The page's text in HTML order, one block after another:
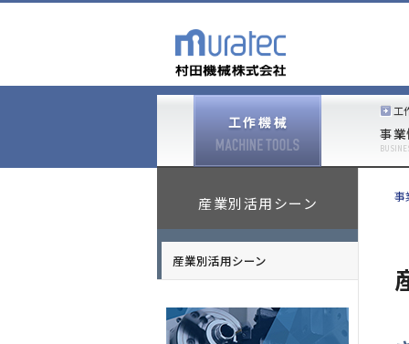
事
工
産業別活用シーン
産業別活用シーン
事